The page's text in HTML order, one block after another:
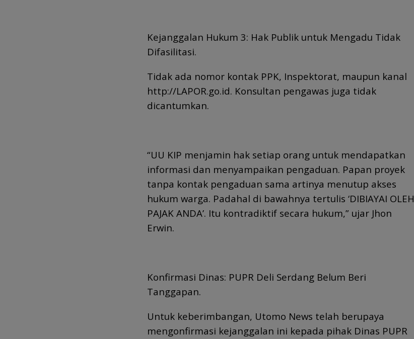
Kejanggalan Hukum 3: Hak Publik untuk Mengadu Tidak
Difasilitasi.
Tidak ada nomor kontak PPK, Inspektorat, maupun kanal
http://LAPOR.go.id. Konsultan pengawas juga tidak
dicantumkan.
“UU KIP menjamin hak setiap orang untuk mendapatkan
informasi dan menyampaikan pengaduan. Papan proyek
tanpa kontak pengaduan sama artinya menutup akses
hukum warga. Padahal di bawahnya tertulis ‘DIBIAYAI OLEH
PAJAK ANDA’. Itu kontradiktif secara hukum,” ujar Jhon
Erwin.
Konfirmasi Dinas: PUPR Deli Serdang Belum Beri
Tanggapan.
Untuk keberimbangan, Utomo News telah berupaya
mengonfirmasi kejanggalan ini kepada pihak Dinas PUPR